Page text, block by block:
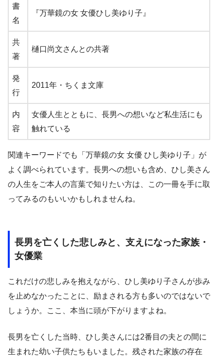
書
名
『万華鏡の女 女優ひし美ゆり子』
共
著
樋口尚文さんとの共著
発
行
2011年・ちくま文庫
内
容
女優人生とともに、長男への想いなど私生活にも
触れている
関連キーワードでも「万華鏡の女 女優 ひし美ゆり子」が
よく調べられています。長男への想いも含め、ひし美さん
の人生をご本人の言葉で知りたい方は、この一冊を手に取
ってみるのもいいかもしれませんね。
長男を亡くした悲しみと、支えになった家族・
女優業
これだけの悲しみを抱えながら、ひし美ゆり子さんが歩み
を止めなかったことに、励まされる方も多いのではないで
しょうか。ここ、本当に頭が下がりますよね。
長男を亡くした当時、ひし美さんには2番目の夫との間に
生まれた幼い子供たちもいました。残された家族の存在